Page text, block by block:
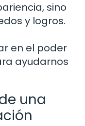
sino
y logros.
en el poder
ayudarnos
una